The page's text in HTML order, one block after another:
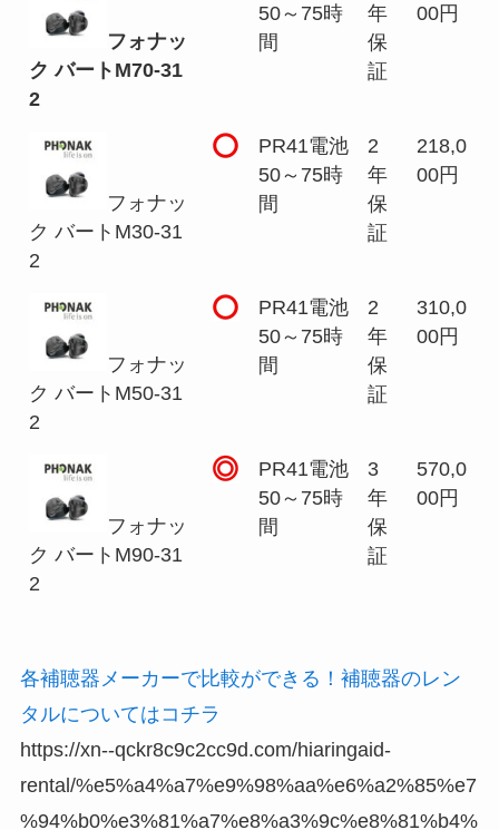
フォナッ
ク バートM70-31
2
50～75時
間
年
保
証
00円
フォナッ
ク バートM30-31
2
PR41電池
50～75時
間
2
年
保
証
218,0
00円
フォナッ
ク バートM50-31
2
PR41電池
50～75時
間
2
年
保
証
310,0
00円
フォナッ
ク バートM90-31
2
PR41電池
50～75時
間
3
年
保
証
570,0
00円
各補聴器メーカーで比較ができる！補聴器のレン
タルについてはコチラ
https://xn--qckr8c9c2cc9d.com/hiaringaid-
rental/%e5%a4%a7%e9%98%aa%e6%a2%85%e7
%94%b0%e3%81%a7%e8%a3%9c%e8%81%b4%